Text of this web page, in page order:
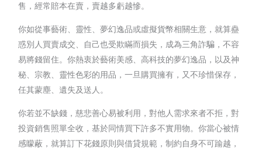
售，經常賠本在賣，賣越多虧越慘。
你如從事藝術、靈性、夢幻逸品或虛擬貨幣相關生意，就算蠱
惑別人買賣成交、自己也受欺瞞而損失，成為三角詐騙，不容
易將錢留住。你熱衷於藝術美感、高科技的夢幻逸品，以及神
秘、宗教、靈性色彩的用品，一旦購買擁有，又不珍惜保存，
任其蒙塵、遺失及送人。
你若並不缺錢，慈悲善心易被利用，對他人需求來者不拒，對
投資銷售照單全收，基於同情買下許多不實用物。你當心被情
感矇蔽，就算訂下花錢原則與借貸規範，制約自身不可踰越，